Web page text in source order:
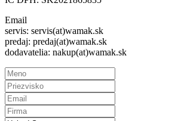
Email
servis: servis(at)wamak.sk
predaj: predaj(at)wamak.sk
dodavatelia: nakup(at)wamak.sk